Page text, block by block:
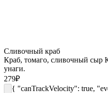
Сливочный краб
Краб, томаго, сливочный сыр
унаги.
279₽
{ "canTrackVelocity": true,